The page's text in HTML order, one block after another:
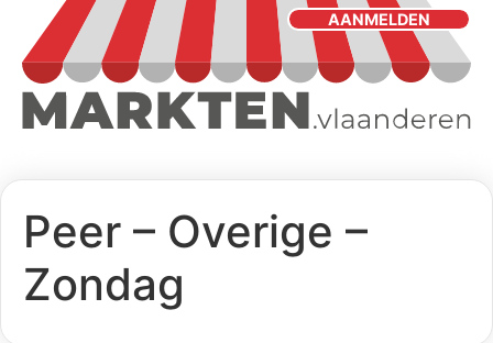
AANMELDEN
Peer – Overige –
Zondag